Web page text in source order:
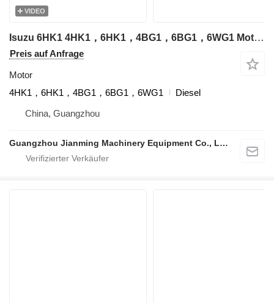
VIDEO
Isuzu 6HK1 4HK1，6HK1，4BG1，6BG1，6WG1 Motor für Isuzu Bagger
Preis auf Anfrage
Motor
4HK1，6HK1，4BG1，6BG1，6WG1
Diesel
China, Guangzhou
Guangzhou Jianming Machinery Equipment Co., Ltd.